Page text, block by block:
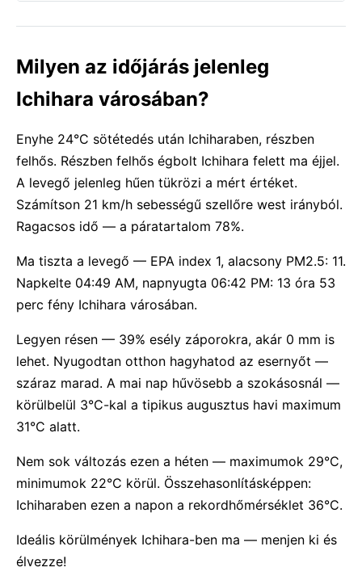
Milyen az időjárás jelenleg
Ichihara városában?
Enyhe 24°C sötétedés után Ichiharaben, részben
felhős. Részben felhős égbolt Ichihara felett ma éjjel.
A levegő jelenleg hűen tükrözi a mért értéket.
Számítson 21 km/h sebességű szellőre west irányból.
Ragacsos idő — a páratartalom 78%.
Ma tiszta a levegő — EPA index 1, alacsony PM2.5: 11.
Napkelte 04:49 AM, napnyugta 06:42 PM: 13 óra 53
perc fény Ichihara városában.
Legyen résen — 39% esély záporokra, akár 0 mm is
lehet. Nyugodtan otthon hagyhatod az esernyőt —
száraz marad. A mai nap hűvösebb a szokásosnál —
körülbelül 3°C-kal a tipikus augusztus havi maximum
31°C alatt.
Nem sok változás ezen a héten — maximumok 29°C,
minimumok 22°C körül. Összehasonlításképpen:
Ichiharaben ezen a napon a rekordhőmérséklet 36°C.
Ideális körülmények Ichihara-ben ma — menjen ki és
élvezze!